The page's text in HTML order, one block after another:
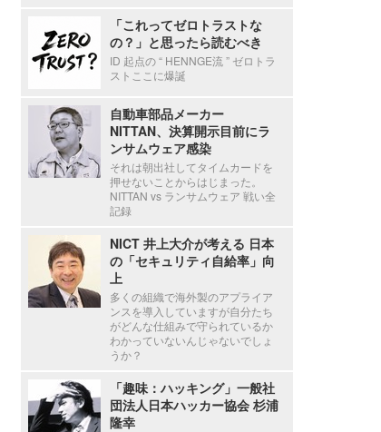
「これってゼロトラストな
の？」と思ったら読むべき
ID 起点の “ HENNGE流 ” ゼロトラ
ストここに爆誕
自動車部品メーカー
NITTAN、決算開示目前にラ
ンサムウェア感染
それは朝出社してタイムカードを
押せないことからはじまった。
NITTAN vs ランサムウェア 戦い全
記録
NICT 井上大介が考える 日本
の「セキュリティ自給率」向
上
多くの組織で海外製のアプライア
ンスを導入していますが自分たち
がどんな仕組みで守られているか
わかっていないんじゃないでしょ
うか？
「趣味：ハッキング」一般社
団法人日本ハッカー協会 杉浦
隆幸